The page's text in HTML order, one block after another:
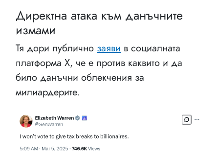
Директна атака към данъчните
измами
Тя дори публично заяви в социалната
платформа X, че е против каквито и да
било данъчни облекчения за
милиардерите.